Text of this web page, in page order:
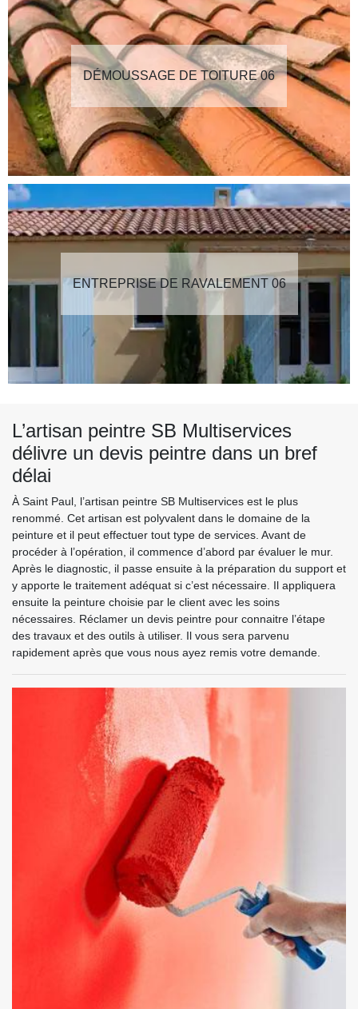
DÉMOUSSAGE DE TOITURE 06
ENTREPRISE DE RAVALEMENT 06
L’artisan peintre SB Multiservices
délivre un devis peintre dans un bref
délai
À Saint Paul, l’artisan peintre SB Multiservices est le plus
renommé. Cet artisan est polyvalent dans le domaine de la
peinture et il peut effectuer tout type de services. Avant de
procéder à l’opération, il commence d’abord par évaluer le mur.
Après le diagnostic, il passe ensuite à la préparation du support et
y apporte le traitement adéquat si c’est nécessaire. Il appliquera
ensuite la peinture choisie par le client avec les soins
nécessaires. Réclamer un devis peintre pour connaitre l’étape
des travaux et des outils à utiliser. Il vous sera parvenu
rapidement après que vous nous ayez remis votre demande.